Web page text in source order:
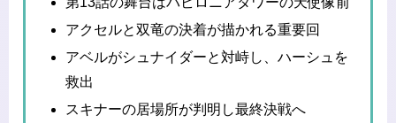
アクセルと双竜の決着が描かれる重要回
アベルがシュナイダーと対峙し、ハーシュを
救出
スキナーの居場所が判明し最終決戦へ